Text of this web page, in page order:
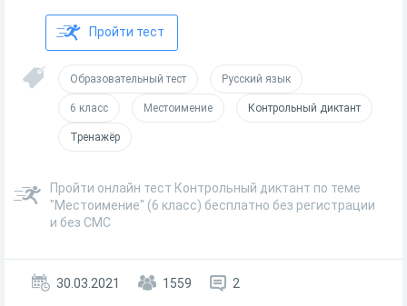
Пройти тест
Образовательный тест Русский язык
6 класс Местоимение Контрольный диктант
Тренажёр
Пройти онлайн тест Контрольный диктант по теме
"Местоимение" (6 класс) бесплатно без регистрации
и без СМС
30.03.2021 1559 2